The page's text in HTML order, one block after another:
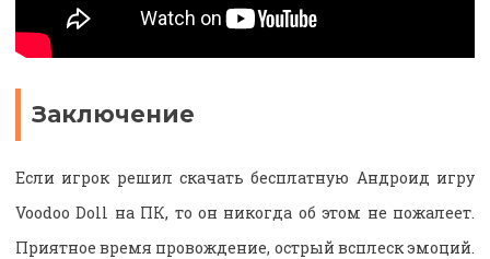
Заключение
Если игрок решил скачать бесплатную Андроид игру
Voodoo Doll на ПК, то он никогда об этом не пожалеет.
Приятное время провождение, острый всплеск эмоций.